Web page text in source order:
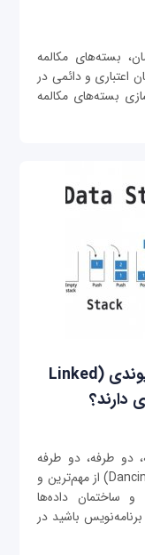
بسته‌های مکالمه
اعتباری و دائمی‌ در
بسته‌های مکالمه
پشته (stack)، صف و لیست پیوندی (Linked
طرفه، دو طرفه
حلقوی، آرایه‌ها، لینک‌های رقصنده (Dancing Links) از مهم‌ترین و
و ساختمان داده‌ها
باشید در